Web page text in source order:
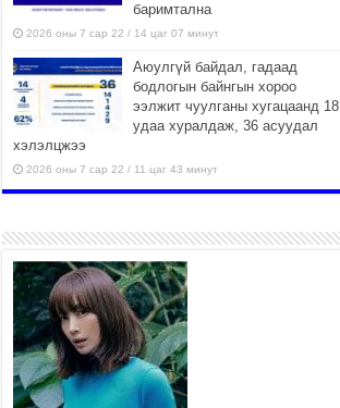
баримтална
2026 оны 7 сар 22 / 14 цаг 07 минут
Аюулгүй байдал, гадаад
бодлогын байнгын хороо
ээлжит чуулганы хугацаанд 18
удаа хуралдаж, 36 асуудал
хэлэлцжээ
2026 оны 7 сар 22 / 11 цаг 43 минут
боломжтой-Хүүхэд хөгжүүлэх
төв” байгуулах төсөлд төр,
хувийн хэвшлийн түншлэлийн хүрээнд хамтран
ажиллахыг урьж байна
2026 оны 7 сар 22 / 9 цаг 28 минут
Б.Пүрэвдагва: “Урт цагаан”-ыг
залуучууд чөлөөт цагаа
өнгөрүүлдэг, жуулчид зорьж